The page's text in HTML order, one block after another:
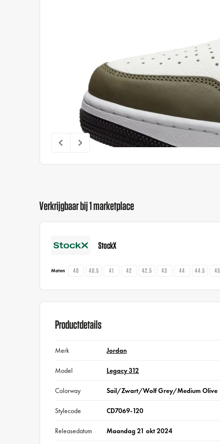
Verkrijgbaar bij 1 marketplace
StockX
Maten 40 40.5 41 42 42.5 43 44 44.5 45
Productdetails
Merk Jordan
Model Legacy 312
Colorway Sail/Zwart/Wolf Grey/Medium Olive
Stylecode CD7069-120
Releasedatum Maandag 21 okt 2024